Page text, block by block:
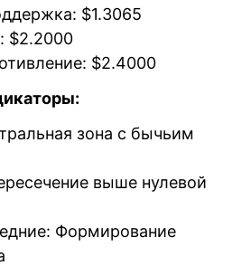
$1.3065
$2.2000
$2.4000
зона с бычьим
выше нулевой
Формирование